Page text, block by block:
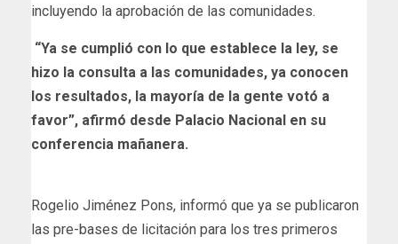
incluyendo la aprobación de las comunidades.
“Ya se cumplió con lo que establece la ley, se
hizo la consulta a las comunidades, ya conocen
los resultados, la mayoría de la gente votó a
favor”, afirmó desde Palacio Nacional en su
conferencia mañanera.
Rogelio Jiménez Pons, informó que ya se publicaron
las pre-bases de licitación para los tres primeros